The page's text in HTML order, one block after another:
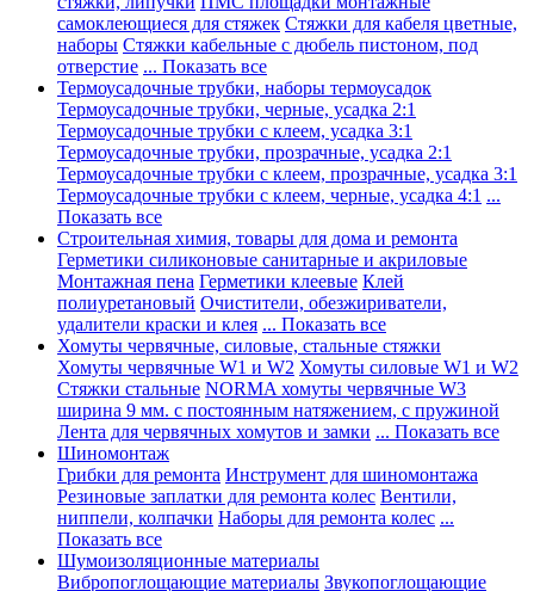
самоклеющиеся для стяжек Стяжки для кабеля цветные,
наборы Стяжки кабельные с дюбель пистоном, под
отверстие ... Показать все
Термоусадочные трубки, наборы термоусадок
Термоусадочные трубки, черные, усадка 2:1
Термоусадочные трубки с клеем, усадка 3:1
Термоусадочные трубки, прозрачные, усадка 2:1
Термоусадочные трубки с клеем, прозрачные, усадка 3:1
Термоусадочные трубки с клеем, черные, усадка 4:1 ...
Показать все
Строительная химия, товары для дома и ремонта
Герметики силиконовые санитарные и акриловые
Монтажная пена Герметики клеевые Клей
полиуретановый Очистители, обезжириватели,
удалители краски и клея ... Показать все
Хомуты червячные, силовые, стальные стяжки
Хомуты червячные W1 и W2 Хомуты силовые W1 и W2
Стяжки стальные NORMA хомуты червячные W3
ширина 9 мм. с постоянным натяжением, с пружиной
Лента для червячных хомутов и замки ... Показать все
Шиномонтаж
Грибки для ремонта Инструмент для шиномонтажа
Резиновые заплатки для ремонта колес Вентили,
ниппели, колпачки Наборы для ремонта колес ...
Показать все
Шумоизоляционные материалы
Вибропоглощающие материалы Звукопоглощающие